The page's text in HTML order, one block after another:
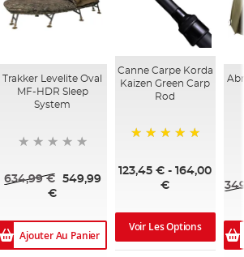
Trakker Levelite Oval
MF-HDR Sleep
System
634,99 €
549,99
€
Ajouter Au Panier
Canne Carpe Korda
Kaizen Green Carp
Rod
123,45 € -164,00
€
Voir Les Options